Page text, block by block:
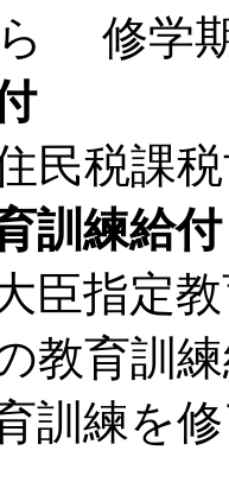
修学期
民税課税
訓練給付
臣指定教
教育訓
訓練を